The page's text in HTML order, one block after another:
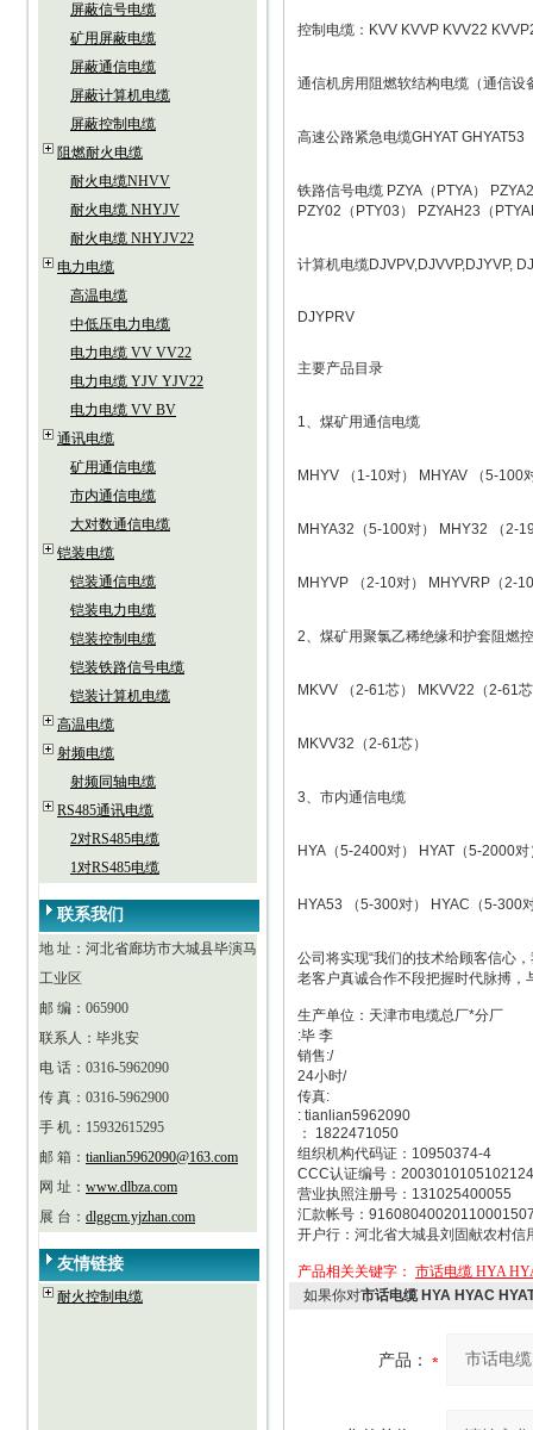
屏蔽信号电缆
矿用屏蔽电缆
屏蔽通信电缆
屏蔽计算机电缆
屏蔽控制电缆
阻燃耐火电缆
耐火电缆NHVV
耐火电缆 NHYJV
耐火电缆 NHYJV22
电力电缆
高温电缆
中低压电力电缆
电力电缆 VV VV22
电力电缆 YJV YJV22
电力电缆 VV BV
通讯电缆
矿用通信电缆
市内通信电缆
大对数通信电缆
铠装电缆
铠装通信电缆
铠装电力电缆
铠装控制电缆
铠装铁路信号电缆
铠装计算机电缆
高温电缆
射频电缆
射频同轴电缆
RS485通讯电缆
2对RS485电缆
1对RS485电缆
联系我们
地 址：河北省廊坊市大城县毕演马
工业区
邮 编：065900
联系人：毕兆安
电 话：0316-5962090
传 真：0316-5962900
手 机：15932615295
邮 箱： tianlian5962090@163.com
网 址： www.dlbza.com
展 台： dlggcm.yjzhan.com
友情链接
耐火控制电缆
控制电缆：KVV KVVP KVV22
通信机房用阻燃软结构电缆（通信
高速公路紧急电缆GHYAT GHYAT53
铁路信号电缆 PZYA（PTYA）
PZY02（PTY03） PZYAH23（
计算机电缆DJVPV,DJVVP,DJYVP,
DJYPRV
主要产品目录
1、煤矿用通信电缆
MHYV （1-10对） MHYAV （5-100
MHYA32（5-100对） MHY32 （2-
MHYVP （2-10对） MHYVRP（2-
2、煤矿用聚氯乙稀绝缘和护套阻燃
MKVV （2-61芯） MKVV22（2-61
MKVV32（2-61芯）
3、市内通信电缆
HYA（5-2400对） HYAT（5-2000对
HYA53 （5-300对） HYAC（5-300
公司将实现“我们的技术给顾客信心
老客户真诚合作不段把握时代脉搏，
生产单位：天津市电缆总厂*分厂
:毕 李
销售:/
24小时/
传真:
: tianlian5962090
： 1822471050
组织机构代码证：10950374-4
CCC认证编号：2003010105102124
营业执照注册号：131025400055
汇款帐号：
开户行：河北省大城县刘固献农村信
产品相关关键字： 市话电缆 HYA
如果你对市话电缆 HYA HYAC
产品：